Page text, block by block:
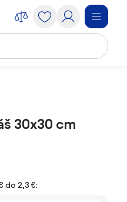
30x30 cm
do 2,3 €: